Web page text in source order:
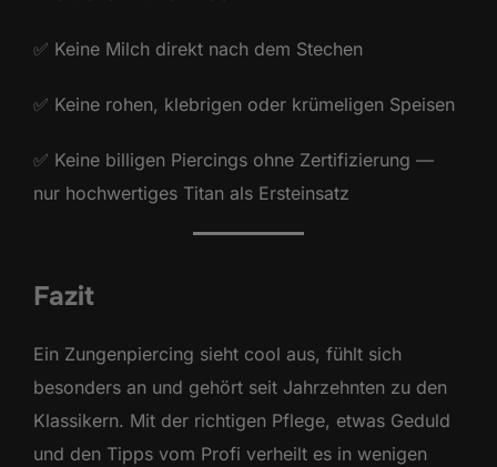
✅ Keine Milch direkt nach dem Stechen
✅ Keine rohen, klebrigen oder krümeligen Speisen
✅ Keine billigen Piercings ohne Zertifizierung —
nur hochwertiges Titan als Ersteinsatz
Fazit
Ein Zungenpiercing sieht cool aus, fühlt sich
besonders an und gehört seit Jahrzehnten zu den
Klassikern. Mit der richtigen Pflege, etwas Geduld
und den Tipps vom Profi verheilt es in wenigen